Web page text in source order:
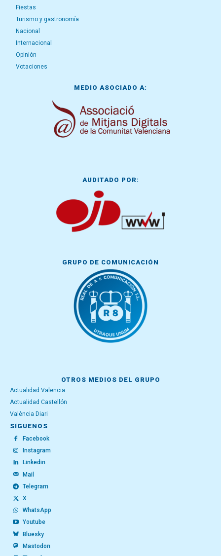
Fiestas
Turismo y gastronomía
Nacional
Internacional
Opinión
Votaciones
MEDIO ASOCIADO A:
AUDITADO POR:
GRUPO DE COMUNICACIÓN
OTROS MEDIOS DEL GRUPO
Actualidad Valencia
Actualidad Castellón
València Diari
SÍGUENOS
Facebook
Instagram
Linkedin
Mail
Telegram
X
WhatsApp
Youtube
Bluesky
Mastodon